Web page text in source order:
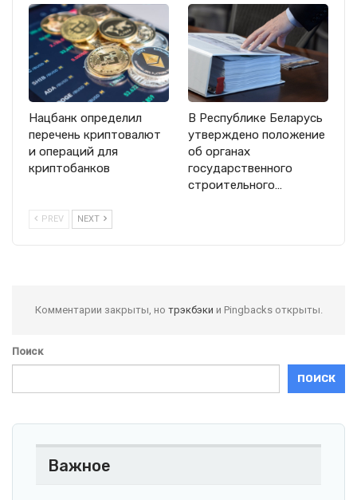
Нацбанк определил
перечень криптовалют
и операций для
криптобанков
В Республике Беларусь
утверждено положение
об органах
государственного
строительного…
PREV NEXT
Комментарии закрыты, но трэкбэки и Pingbacks открыты.
Поиск
ПОИСК
Важное